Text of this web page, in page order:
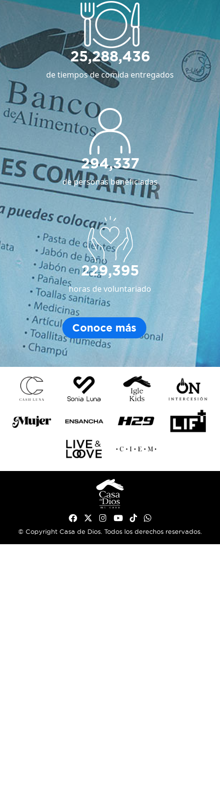
25,288,436
de tiempos de comida entregados
294,337
de personas beneficiadas
229,395
horas de voluntariado
Conoce más
© Copyright Casa de Dios. Todos los derechos reservados.